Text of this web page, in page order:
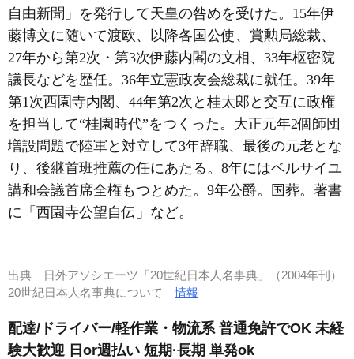
自由新聞」を発行して天皇の咎めを受けた。15年伊
藤博文に随いて渡欧、以降各国公使、賞勲局総裁、
27年から第2次・第3次伊藤内閣の文相、33年枢密院
議長などを歴任。36年立憲政友会総裁に就任。39年
第1次西園寺内閣、44年第2次と桂太郎と交互に政権
を担当して“桂園時代”をつくった。大正元年2個師団
増設問題で陸軍と対立して3年辞職、最後の元老とな
り、後継首班推薦の任にあたる。8年にはベルサイユ
講和会議首席全権もつとめた。9年公爵。国葬。著書
に「西園寺公望自伝」など。
出典
日外アソシエーツ「20世紀日本人名事典」（2004年刊）
20世紀日本人名事典について情報
配達/ドライバー/軽作業・物流系 普通免許でOK 未経
験大歓迎 日or週払い 短期·長期 単発ok